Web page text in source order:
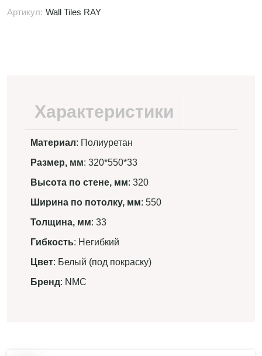
Артикул: Wall Tiles RAY
Характеристики
Материал: Полиуретан
Размер, мм: 320*550*33
Высота по стене, мм: 320
Ширина по потолку, мм: 550
Толщина, мм: 33
Гибкость: Негибкий
Цвет: Белый (под покраску)
Бренд: NMC